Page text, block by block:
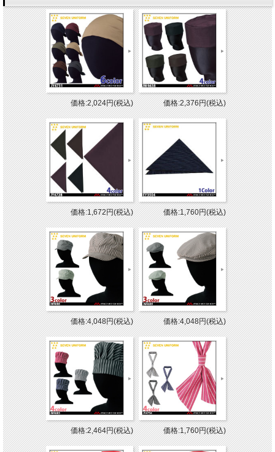
価格:2,024円(税込) 価格:2,376円(税込)
価格:1,672円(税込) 価格:1,760円(税込)
価格:4,048円(税込) 価格:4,048円(税込)
価格:2,464円(税込) 価格:1,760円(税込)